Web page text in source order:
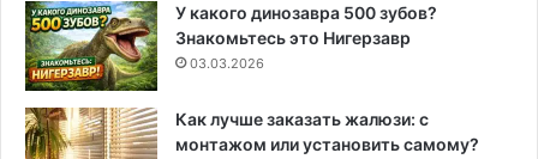
У какого динозавра 500 зубов?
Знакомьтесь это Нигерзавр
03.03.2026
Как лучше заказать жалюзи: с
монтажом или установить самому?